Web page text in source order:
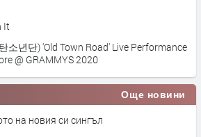
It
소년단) 'Old Town Road' Live Performance
@ GRAMMYS 2020
Още новини
на новия си сингъл